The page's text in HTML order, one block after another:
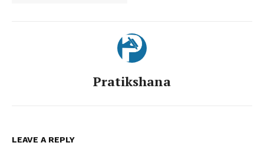
Pratikshana
LEAVE A REPLY